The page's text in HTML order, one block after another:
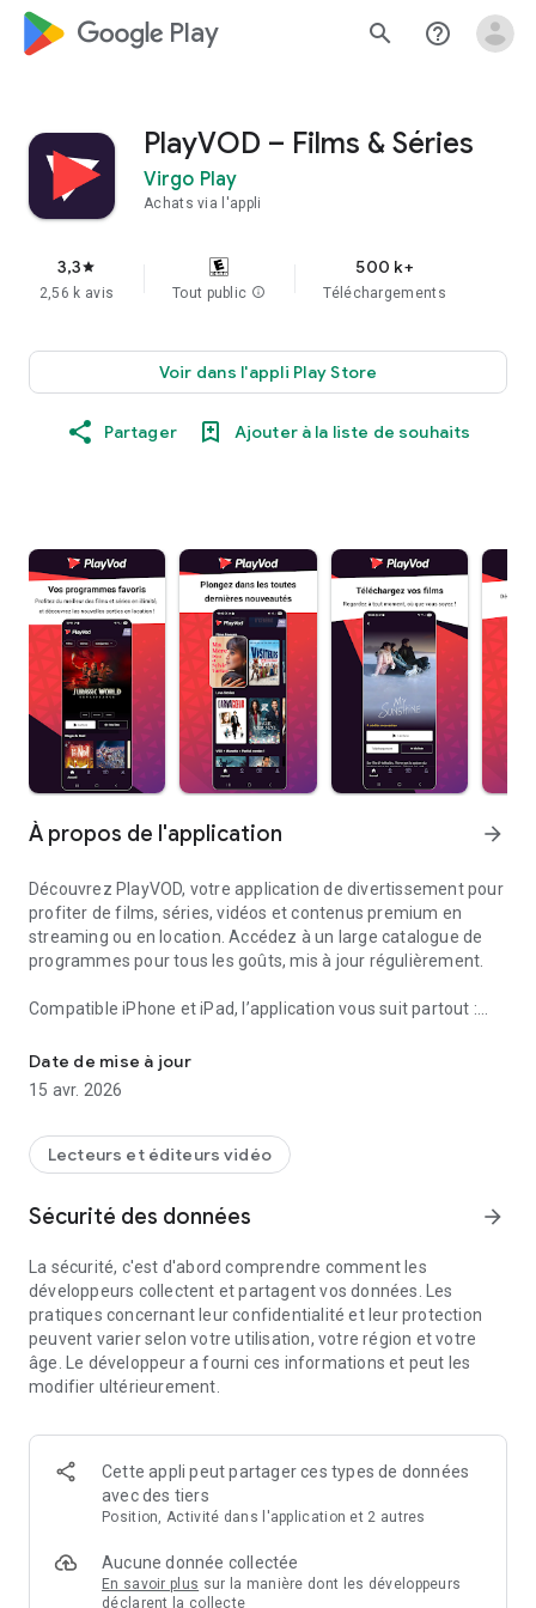
google_logo Play search help_outline
PlayVOD – Films & Séries
Virgo Play
Achats via l'appli
3,3star
2,56 k avis Tout public info
500 k+
Téléchargements
Voir dans l'appli Play Store
Partager Ajouter à la liste de souhaits
À propos de l'application arrow_forward
Découvrez PlayVOD, votre application de divertissement pour
profiter de films, séries, vidéos et contenus premium en
streaming ou en location. Accédez à un large catalogue de
programmes pour tous les goûts, mis à jour régulièrement.
Compatible iPhone et iPad, l’application vous suit partout :
retrouvez votre bibliothèque sur tous vos appareils.
animés, documentaires et courts-métrages.
Des contenus en VF, VOST, HD, classés dans différentes
- Action, thriller, romance, horreur
- Divertissement & vidéos “free”
- Documentaires, drame, comédie, dessins animés…
Certaines œuvres sont proposées en location, issues de
catalogues tels que:
France Télévision Distribution, Gaumont, Universal, SND.
disponibles à la location.
Une expérience complète pour chaque programme
Pour chaque film ou épisode, vous pouvez consulter,
- La bande-annonce
- Le casting complet
Date de mise à jour
15 avr. 2026
Lecteurs et éditeurs vidéo
Sécurité des données arrow_forward
La sécurité, c'est d'abord comprendre comment les
développeurs collectent et partagent vos données. Les
pratiques concernant leur confidentialité et leur protection
peuvent varier selon votre utilisation, votre région et votre
âge. Le développeur a fourni ces informations et peut les
modifier ultérieurement.
Cette appli peut partager ces types de données
avec des tiers
Position, Activité dans l'application et 2 autres
Aucune donnée collectée
En savoir plus sur la manière dont les développeurs
déclarent la collecte